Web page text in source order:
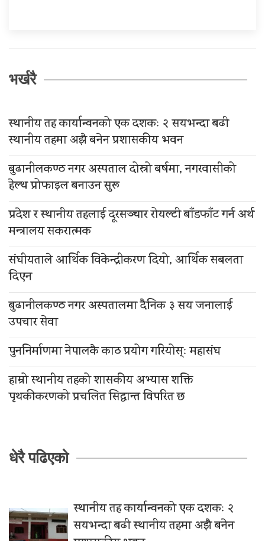
भर्खरै
स्थानीय तह कार्यान्वनको एक दशकः २ सयभन्दा बढी
स्थानीय तहमा अझै बनेन प्रशासकीय भवन
बुढानीलकण्ठ नगर अस्पताल दोस्रो बर्षमा, नगरवासीको
हेल्थ प्रोफाइल बनाउन सुरू
प्रदेश र स्थानीय तहलाई दूरसञ्चार रोयल्टी बाँडफाँट गर्न अर्थ
मन्त्रालय सकरात्मक
संघीयताले आर्थिक विकेन्द्रीकरण दियो, आर्थिक सबलता
दिएन
बुढानीलकण्ठ नगर अस्पतालमा दैनिक ३ सय जनालाई
उपचार सेवा
पुननिर्माणमा नेपालकै काठ प्रयोग गरियोस्ः महासंघ
हाम्रो स्थानीय तहको शासकीय अभ्यास शक्ति
पृथकीकरणको प्रचलित सिद्धान्त विपरित छ
धेरै पढिएको
स्थानीय तह कार्यान्वनको एक दशकः २
सयभन्दा बढी स्थानीय तहमा अझै बनेन